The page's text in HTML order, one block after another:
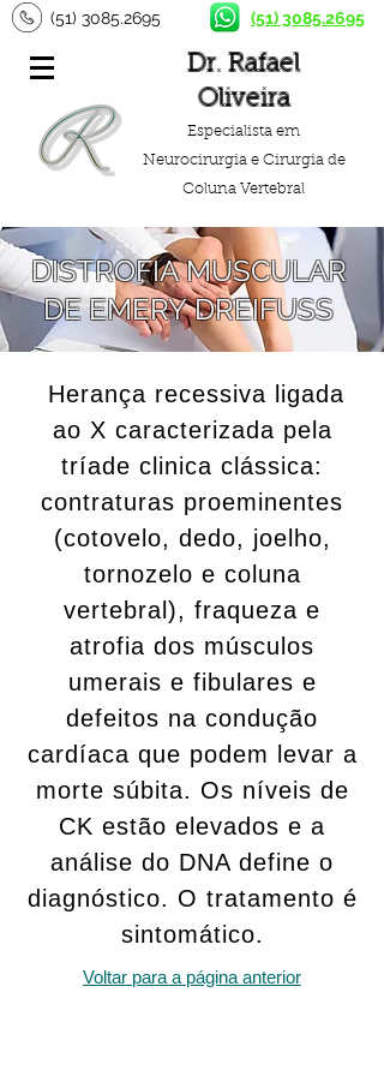
Dr. Rafael
Oliveira
Especialista em
Neurocirurgia e Cirurgia de
Coluna Vertebral
(51) 3085.2695 (51) 3085.2695
DISTROFIA MUSCULAR
DE EMERY DREIFUSS
Herança recessiva ligada
ao X caracterizada pela
tríade clinica clássica:
contraturas proeminentes
(cotovelo, dedo, joelho,
tornozelo e coluna
vertebral), fraqueza e
atrofia dos músculos
umerais e fibulares e
defeitos na condução
cardíaca que podem levar a
morte súbita. Os níveis de
CK estão elevados e a
análise do DNA define o
diagnóstico. O tratamento é
sintomático.
Voltar para a página anterior